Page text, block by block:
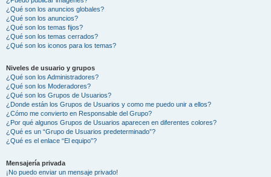
¿Qué son los anuncios globales?
¿Qué son los anuncios?
¿Qué son los temas fijos?
¿Qué son los temas cerrados?
¿Qué son los iconos para los temas?
Niveles de usuario y grupos
¿Qué son los Administradores?
¿Qué son los Moderadores?
¿Qué son los Grupos de Usuarios?
¿Donde están los Grupos de Usuarios y como me puedo unir a ellos?
¿Cómo me convierto en Responsable del Grupo?
¿Por qué algunos Grupos de Usuarios aparecen en diferentes colores?
¿Qué es un “Grupo de Usuarios predeterminado”?
¿Qué es el enlace “El equipo”?
Mensajería privada
¡No puedo enviar un mensaje privado!